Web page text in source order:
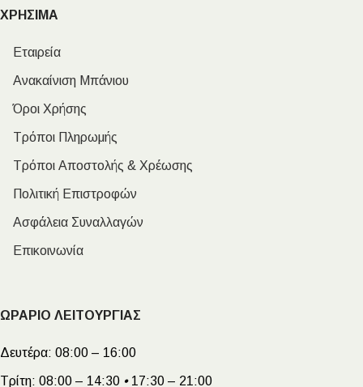
ΧΡΗΣΙΜΑ
Εταιρεία
Ανακαίνιση Μπάνιου
Όροι Χρήσης
Τρόποι Πληρωμής
Τρόποι Αποστολής & Χρέωσης
Πολιτική Επιστροφών
Ασφάλεια Συναλλαγών
Επικοινωνία
ΩΡΑΡΙΟ ΛΕΙΤΟΥΡΓΙΑΣ
Δευτέρα: 08:00 – 16:00
Τρίτη: 08:00 – 14:30 •17:30 – 21:00